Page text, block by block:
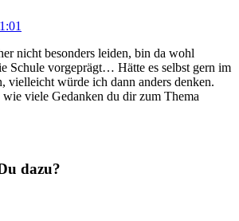
nicht besonders leiden, bin da wohl
Schule vorgeprägt… Hätte es selbst gern im
vielleicht würde ich dann anders denken.
wie viele Gedanken du dir zum Thema
dazu?